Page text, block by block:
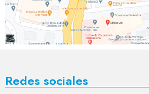
Redes sociales